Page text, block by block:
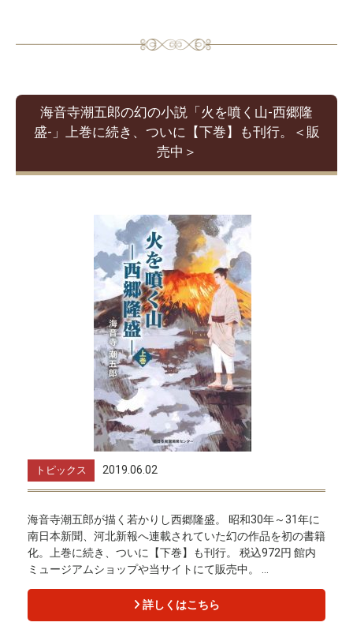
海音寺潮五郎の幻の小説「火を噴く山-西郷隆
盛-」上巻に続き、ついに【下巻】も刊行。＜販
売中＞
トピックス 2019.06.02
海音寺潮五郎が描く若かりし西郷隆盛。 昭和30年～31年に
南日本新聞、河北新報へ連載されていた幻の作品を初の書籍
化。上巻に続き、ついに【下巻】も刊行。 税込972円 館内
ミュージアムショップや当サイトにて販売中。 ...
詳しくはこちら